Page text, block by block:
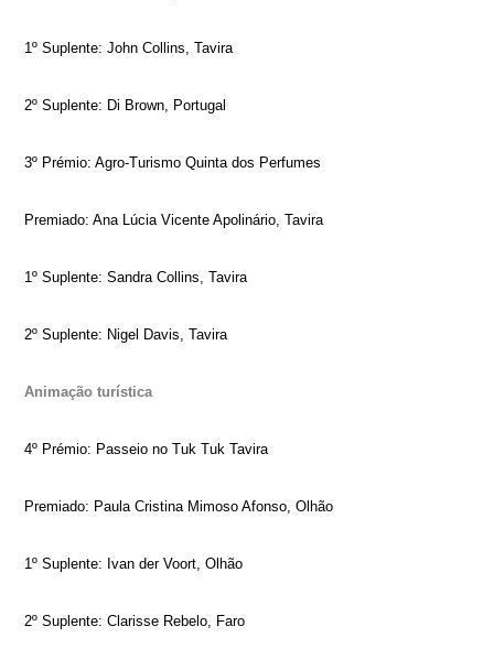
1º Suplente: John Collins, Tavira
2º Suplente: Di Brown, Portugal
3º Prémio: Agro-Turismo Quinta dos Perfumes
Premiado: Ana Lúcia Vicente Apolinário, Tavira
1º Suplente: Sandra Collins, Tavira
2º Suplente: Nigel Davis, Tavira
Animação turística
4º Prémio: Passeio no Tuk Tuk Tavira
Premiado: Paula Cristina Mimoso Afonso, Olhão
1º Suplente: Ivan der Voort, Olhão
2º Suplente: Clarisse Rebelo, Faro